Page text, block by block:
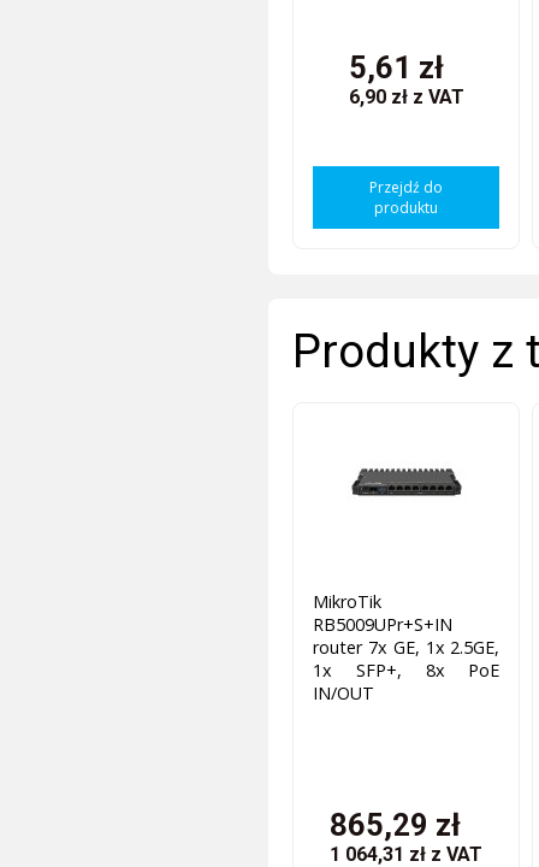
5,61 zł
6,90 zł z VAT
Przejdź do
produktu
Produkty z
MikroTik
RB5009UPr+S+IN
router 7x GE, 1x 2.5GE,
1x SFP+, 8x PoE
IN/OUT
865,29 zł
1 064,31 zł z VAT